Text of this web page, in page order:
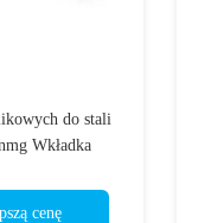
do stali
Wkładka
cenę